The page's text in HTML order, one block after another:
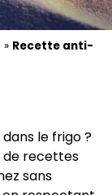
» Recette anti-
le frigo ?
de recettes
sans